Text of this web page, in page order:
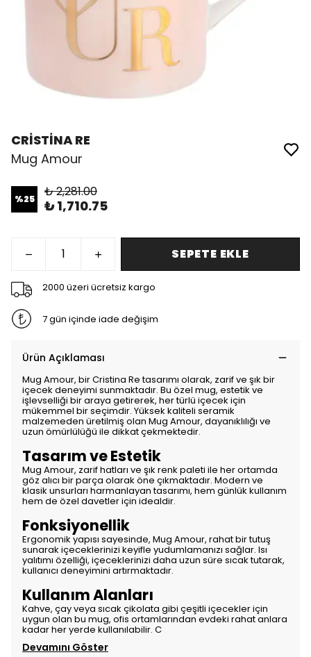
CRİSTİNA RE
Mug Amour
%25 ₺ 2,281.00
₺ 1,710.75
SEPETE EKLE
2000 üzeri ücretsiz kargo
7 gün içinde iade değişim
Ürün Açıklaması
Mug Amour, bir Cristina Re tasarımı olarak, zarif ve şık bir
içecek deneyimi sunmaktadır. Bu özel mug, estetik ve
işlevselliği bir araya getirerek, her türlü içecek için
mükemmel bir seçimdir. Yüksek kaliteli seramik
malzemeden üretilmiş olan Mug Amour, dayanıklılığı ve
uzun ömürlülüğü ile dikkat çekmektedir.
Tasarım ve Estetik
Mug Amour, zarif hatları ve şık renk paleti ile her ortamda
göz alıcı bir parça olarak öne çıkmaktadır. Modern ve
klasik unsurları harmanlayan tasarımı, hem günlük kullanım
hem de özel davetler için idealdir.
Fonksiyonellik
Ergonomik yapısı sayesinde, Mug Amour, rahat bir tutuş
sunarak içeceklerinizi keyifle yudumlamanızı sağlar. Isı
yalıtımı özelliği, içeceklerinizi daha uzun süre sıcak tutarak,
kullanıcı deneyimini artırmaktadır.
Kullanım Alanları
Kahve, çay veya sıcak çikolata gibi çeşitli içecekler için
uygun olan bu mug, ofis ortamlarından evdeki rahat anlara
kadar her yerde kullanılabilir. C
Devamını Göster